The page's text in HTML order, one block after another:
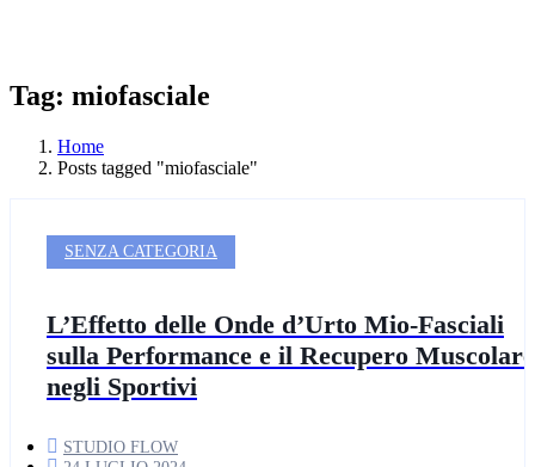
Tag: miofasciale
Home
Posts tagged "miofasciale"
SENZA CATEGORIA
L’Effetto delle Onde d’Urto Mio-Fasciali
sulla Performance e il Recupero Muscolare
negli Sportivi
STUDIO FLOW